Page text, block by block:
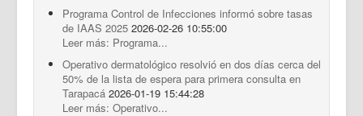
Programa Control de Infecciones informó sobre tasas
de IAAS 2025 2026-02-26 10:55:00
Leer más: Programa...
Operativo dermatológico resolvió en dos días cerca del
50% de la lista de espera para primera consulta en
Tarapacá 2026-01-19 15:44:28
Leer más: Operativo...